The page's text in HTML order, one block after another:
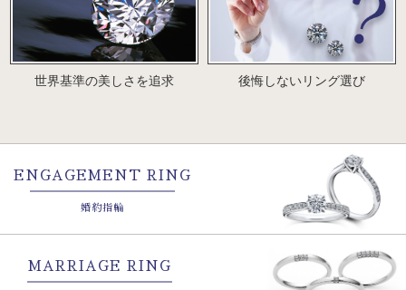
世界基準の美しさを追求 後悔しないリング選び
ENGAGEMENT RING
婚約指輪
MARRIAGE RING